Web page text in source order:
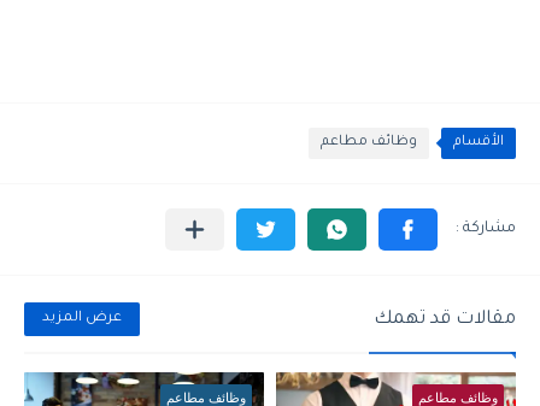
الأقسام وظائف مطاعم
مقالات قد تهمك عرض المزيد
وظائف مطاعم وظائف مطاعم